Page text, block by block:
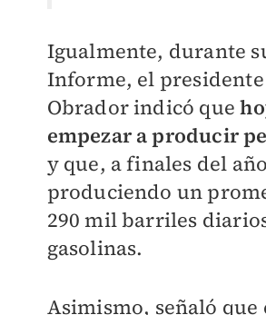
Igualmente, durante
Informe, el
Obrador indicó que
empezar a producir
y que, a finales del
produciendo un
290 mil barriles
gasolinas.
Asimismo, señaló que